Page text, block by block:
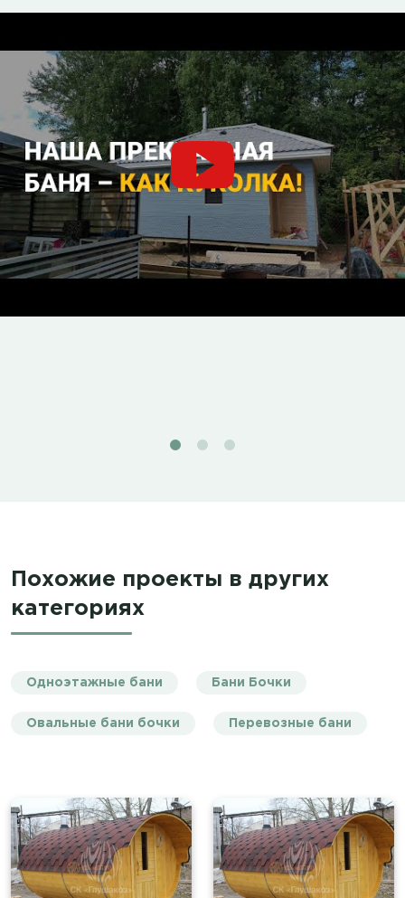
Похожие проекты в других
категориях
Одноэтажные бани Бани Бочки
Овальные бани бочки Перевозные бани